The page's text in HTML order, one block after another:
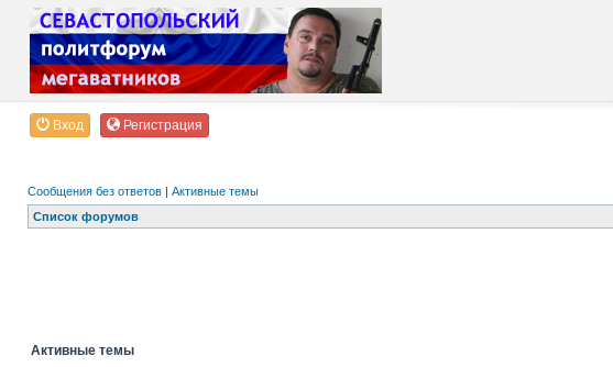
Вход Регистрация
Сообщения без ответов | Активные темы
Список форумов
Активные темы